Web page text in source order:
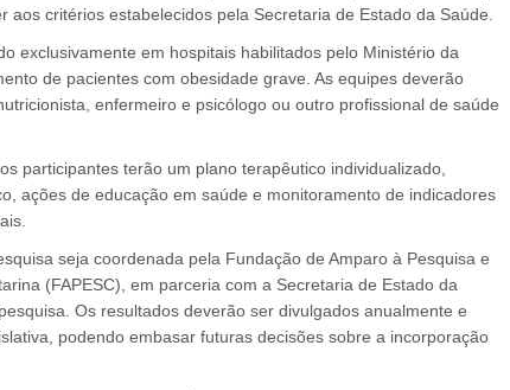
aos critérios estabelecidos pela Secretaria de Estado da Saúde.
exclusivamente em hospitais habilitados pelo Ministério da
de pacientes com obesidade grave. As equipes deverão
enfermeiro e psicólogo ou outro profissional de saúde
participantes terão um plano terapêutico individualizado,
ações de educação em saúde e monitoramento de indicadores
seja coordenada pela Fundação de Amparo à Pesquisa e
(FAPESC), em parceria com a Secretaria de Estado da
Os resultados deverão ser divulgados anualmente e
podendo embasar futuras decisões sobre a incorporação